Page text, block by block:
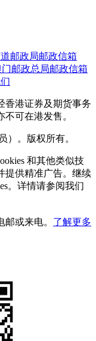
邮政局邮政信箱
门邮政总局邮政信箱
香港证券及期货事务
可在港发售。
）。版权所有。
和其他类似技
提供精准广告。继续
。详情请参阅我们
或来电。 了解更多